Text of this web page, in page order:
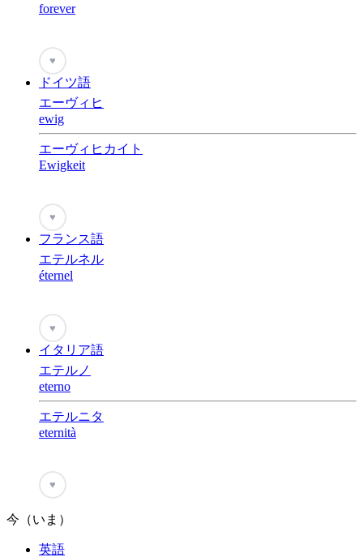
forever
♥
ドイツ語
エーヴィヒ
ewig
エーヴィヒカイト
Ewigkeit
♥
フランス語
エテルネル
éternel
♥
イタリア語
エテルノ
eterno
エテルニタ
eternità
♥
今（いま）
英語